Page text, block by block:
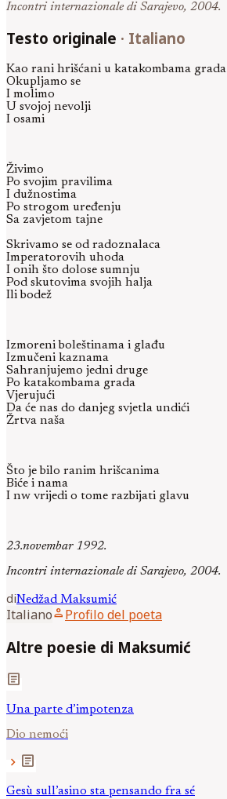
Incontri internazionale di Sarajevo, 2004.
Testo originale · Italiano
Kao rani hrišćani u katakombama grada
Okupljamo se
I molimo
U svojoj nevolji
I osami
Živimo
Po svojim pravilima
I dužnostima
Po strogom uređenju
Sa zavjetom tajne
Skrivamo se od radoznalaca
Imperatorovih uhoda
I onih što dolose sumnju
Pod skutovima svojih halja
Ili bodež
Izmoreni boleštinama i glađu
Izmučeni kaznama
Sahranjujemo jedni druge
Po katakombama grada
Vjerujući
Da će nas do danjeg svjetla undići
Žrtva naša
Što je bilo ranim hrišcanima
Biće i nama
I nw vrijedi o tome razbijati glavu
23.novembar 1992.
Incontri internazionale di Sarajevo, 2004.
diNedžad Maksumić
Italianoperson Profilo del poeta
Altre poesie di Maksumić
article
Una parte d’impotenza
Dio nemoći
chevron_right article
Gesù sull’asino sta pensando fra sé